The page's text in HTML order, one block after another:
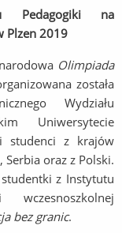
Pedagogiki na
Plzen 2019
Olimpiada
została
Wydziału
Uniwersytecie
studenci z krajów
Serbia oraz z Polski.
z Instytutu
bez granic.